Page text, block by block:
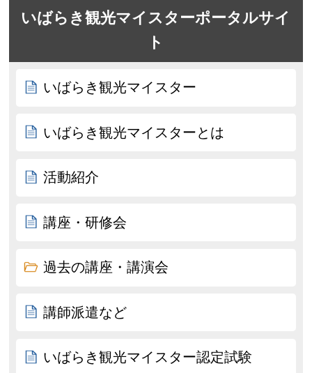
いばらき観光マイスターポータルサイ
ト
いばらき観光マイスター
いばらき観光マイスターとは
活動紹介
講座・研修会
過去の講座・講演会
講師派遣など
いばらき観光マイスター認定試験